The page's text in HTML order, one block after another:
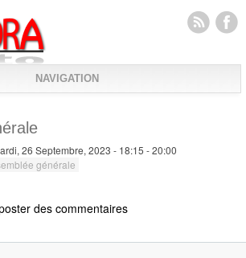
NAVIGATION
26 Septembre, 2023 - 18:15 -20:00
générale
des commentaires